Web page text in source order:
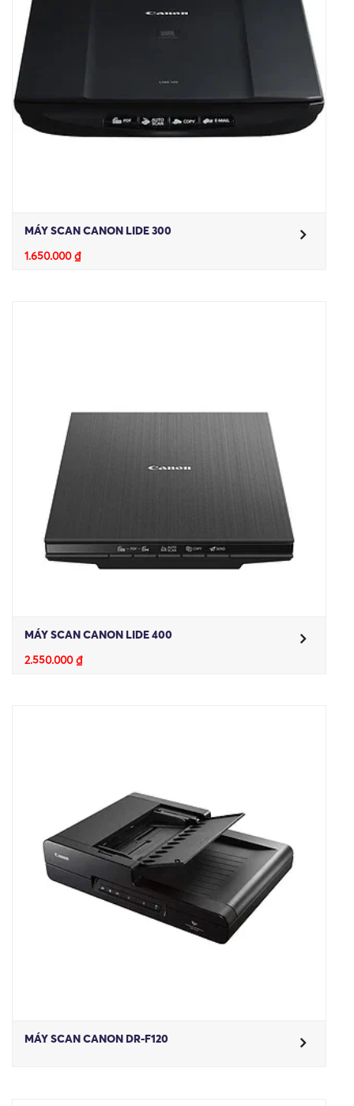
MÁY SCAN CANON LIDE 300
1.650.000₫
MÁY SCAN CANON LIDE 400
2.550.000₫
MÁY SCAN CANON DR-F120